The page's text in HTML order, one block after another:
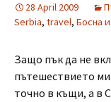
28 April 2009
Serbia, travel, Босна
Защо пък да не
пътешествието
точно в къщи, а в